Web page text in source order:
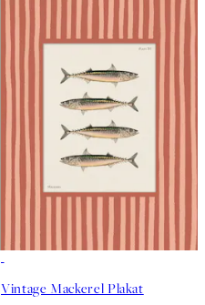
Vintage Mackerel Plakat